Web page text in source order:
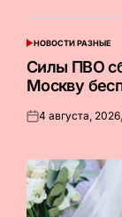
ОПУБЛИКОВАНО
НОВОСТИ РАЗНЫЕ
Силы ПВО
Москву
Опубликовано
4 августа, 2026